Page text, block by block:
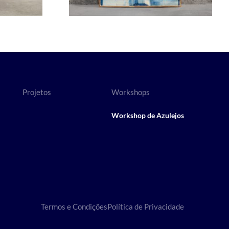
Projetos Workshops
Workshop de Azulejos
Termos e CondiçõesPolítica de Privacidade